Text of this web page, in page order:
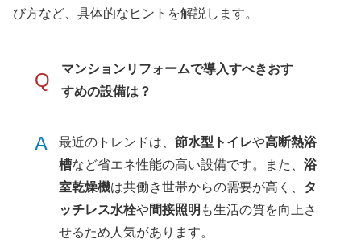
び方など、具体的なヒントを解説します。
Q
マンションリフォームで導入すべきおす
すめの設備は？
A 最近のトレンドは、節水型トイレや高断熱浴
槽など省エネ性能の高い設備です。また、浴
室乾燥機は共働き世帯からの需要が高く、 タ
ッチレス水栓や間接照明 も生活の質を向上さ
せるため人気があります。